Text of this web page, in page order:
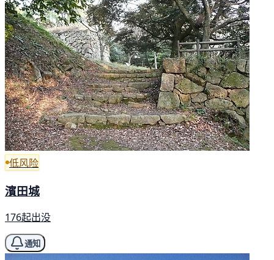
低风险
濱田城
176起出没
通知